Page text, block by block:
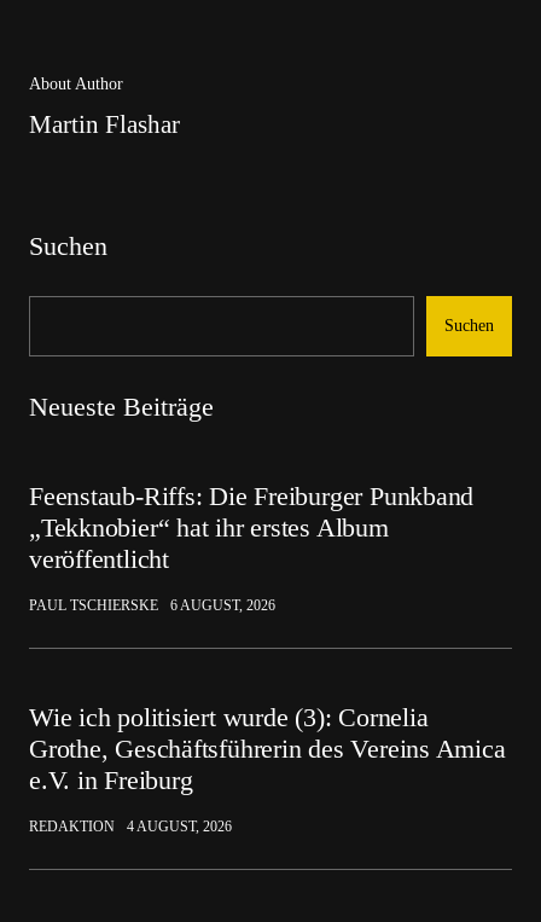
About Author
Martin Flashar
Suchen
Suchen
Neueste Beiträge
Feenstaub-Riffs: Die Freiburger Punkband
„Tekknobier“ hat ihr erstes Album
veröffentlicht
PAUL TSCHIERSKE 6 AUGUST, 2026
Wie ich politisiert wurde (3): Cornelia
Grothe, Geschäftsführerin des Vereins Amica
e.V. in Freiburg
REDAKTION 4 AUGUST, 2026